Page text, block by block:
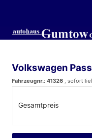
Volkswagen
Fahrzeugnr.: 41326 , sofort
Gesamtpreis